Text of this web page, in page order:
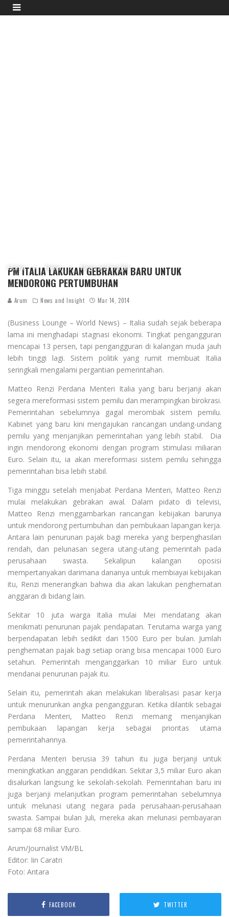
Home News News and Insight
PM ITALIA LAKUKAN GEBRAKAN BARU UNTUK
MENDORONG PERTUMBUHAN
Arum News and Insight Mar 14, 2014
(Business Lounge – World News) – Italia sudah sejak beberapa
lama ini menghadapi stagnasi ekonomi. Tingkat pengangguran
mencapai 13 persen, tapi pengangguran di kalangan muda jauh
lebih tinggi lagi. Sistem politik yang rumit membuat Italia
seringkali mengalami pergantian pemerintahan.
Matteo Renzi Perdana Menteri Italia yang baru berjanji akan
segera mereformasi sistem pemilu dan merampingkan birokrasi.
Pemerintahan sebelumnya gagal merombak sistem pemilu.
Kabinet yang baru kini mengajukan rancangan undang-undang
pemilu yang menjanjikan pemerintahan yang lebih stabil. Dia
ingin mendorong ekonomi dengan program stimulasi miliaran
Euro. Selain itu, ia akan mereformasi sistem pemilu sehingga
pemerintahan bisa lebih stabil.
Tiga minggu setelah menjabat Perdana Menteri, Matteo Renzi
mulai melakukan gebrakan awal. Dalam pidato di televisi,
Matteo Renzi menggambarkan rancangan kebijakan barunya
untuk mendorong pertumbuhan dan pembukaan lapangan kerja.
Antara lain penurunan pajak bagi mereka yang berpenghasilan
rendah, dan pelunasan segera utang-utang pemerintah pada
perusahaan swasta. Sekalipun kalangan oposisi
mempertanyakan darimana dananya untuk membiayai kebijakan
itu, Renzi menerangkan bahwa dia akan lakukan penghematan
anggaran di bidang lain.
Sekitar 10 juta warga Italia mulai Mei mendatang akan
menikmati penurunan pajak pendapatan. Terutama warga yang
berpendapatan lebih sedikit dari 1500 Euro per bulan. Jumlah
penghematan pajak bagi setiap orang bisa mencapai 1000 Euro
setahun. Pemerintah menganggarkan 10 miliar Euro untuk
mendanai penurunan pajak itu.
Selain itu, pemerintah akan melakukan liberalisasi pasar kerja
untuk menurunkan angka pengangguran. Ketika dilantik sebagai
Perdana Menteri, Matteo Renzi memang menjanjikan
pembukaan lapangan kerja sebagai prioritas utama
pemerintahannya.
Perdana Menteri berusia 39 tahun itu juga berjanji untuk
meningkatkan anggaran pendidikan. Sekitar 3,5 miliar Euro akan
disalurkan langsung ke sekolah-sekolah. Pemerintahan baru ini
juga berjanji melanjutkan program pemerintahan sebelumnya
untuk melunasi utang negara pada perusahaan-perusahaan
swasta. Sampai bulan Juli, mereka akan melunasi pembayaran
sampai 68 miliar Euro.
Arum/Journalist VM/BL
Editor: Iin Caratri
Foto: Antara
FACEBOOK TWITTER